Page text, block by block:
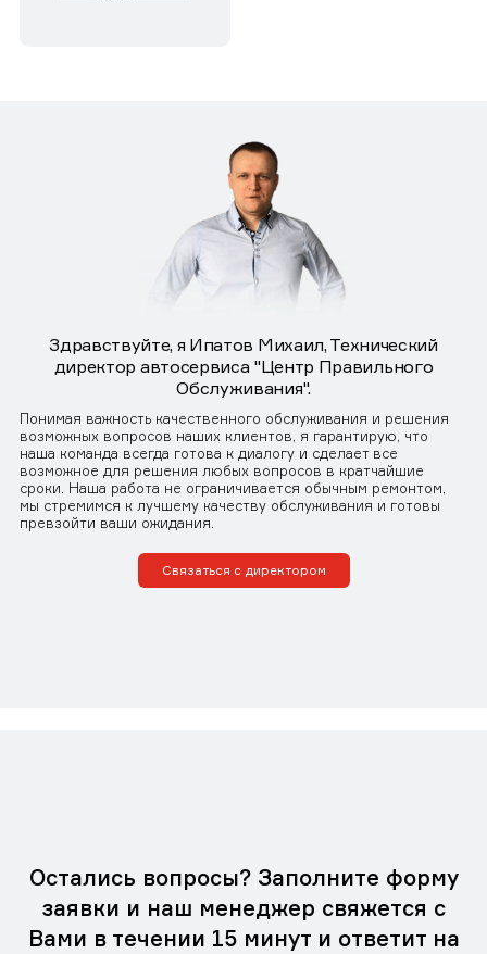
Здравствуйте, я Ипатов Михаил, Технический
директор автосервиса "Центр Правильного
Обслуживания".
Понимая важность качественного обслуживания и решения
возможных вопросов наших клиентов, я гарантирую, что
наша команда всегда готова к диалогу и сделает все
возможное для решения любых вопросов в кратчайшие
сроки. Наша работа не ограничивается обычным ремонтом,
мы стремимся к лучшему качеству обслуживания и готовы
превзойти ваши ожидания.
Связаться с директором
Остались вопросы? Заполните форму
заявки и наш менеджер свяжется с
Вами в течении 15 минут и ответит на